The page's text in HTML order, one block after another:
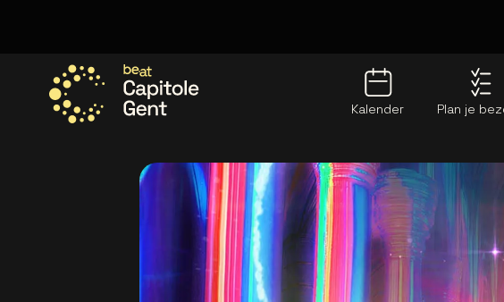
Kalender Plan je